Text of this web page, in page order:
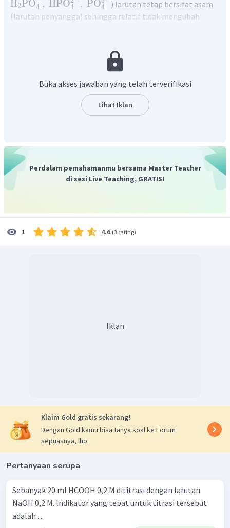
H2PO4 , HPO4 , PO4
) larutan tetap bersifat asam
(larutan penyangga) sehingga relatif tidak mengubah
NaOH ditambahkan ke dalam 1 mol
Buka akses jawaban yang telah terverifikasi
Lihat Iklan
Perdalam pemahamanmu bersama Master Teacher
di sesi Live Teaching, GRATIS!
1 4.6 (3 rating)
Iklan
Klaim Gold gratis sekarang!
Dengan Gold kamu bisa tanya soal ke Forum
sepuasnya, lho.
Pertanyaan serupa
Sebanyak 20 ml HCOOH 0,2 M dititrasi dengan larutan
NaOH 0,2 M. lndikator yang tepat untuk titrasi tersebut
adalah ....